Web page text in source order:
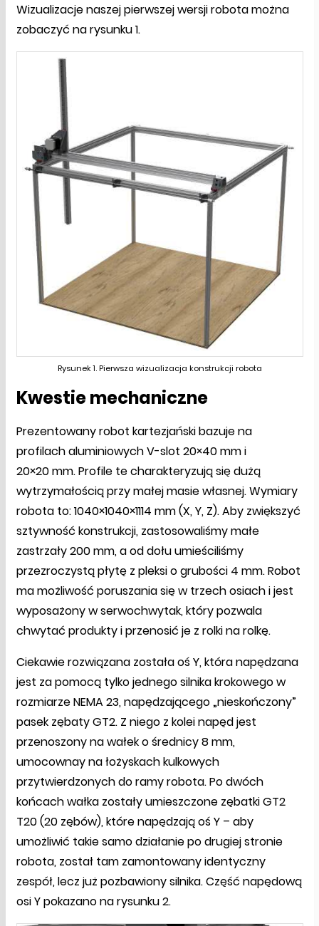
Wizualizacje naszej pierwszej wersji robota można
zobaczyć na rysunku 1.
Rysunek 1. Pierwsza wizualizacja konstrukcji robota
Kwestie mechaniczne
Prezentowany robot kartezjański bazuje na
profilach aluminiowych V-slot 20×40 mm i
20×20 mm. Profile te charakteryzują się dużą
wytrzymałością przy małej masie własnej. Wymiary
robota to: 1040×1040×1114 mm (X, Y, Z). Aby zwiększyć
sztywność konstrukcji, zastosowaliśmy małe
zastrzały 200 mm, a od dołu umieściliśmy
przezroczystą płytę z pleksi o grubości 4 mm. Robot
ma możliwość poruszania się w trzech osiach i jest
wyposażony w serwochwytak, który pozwala
chwytać produkty i przenosić je z rolki na rolkę.
Ciekawie rozwiązana została oś Y, która napędzana
jest za pomocą tylko jednego silnika krokowego w
rozmiarze NEMA 23, napędzającego „nieskończony”
pasek zębaty GT2. Z niego z kolei napęd jest
przenoszony na wałek o średnicy 8 mm,
umocownay na łożyskach kulkowych
przytwierdzonych do ramy robota. Po dwóch
końcach wałka zostały umieszczone zębatki GT2
T20 (20 zębów), które napędzają oś Y – aby
umożliwić takie samo działanie po drugiej stronie
robota, został tam zamontowany identyczny
zespół, lecz już pozbawiony silnika. Część napędową
osi Y pokazano na rysunku 2.